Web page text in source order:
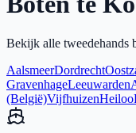
Bekijk alle tweedehands
AalsmeerDordrecht
GravenhageLeeuwarden
(België)VijfhuizenHeiloo